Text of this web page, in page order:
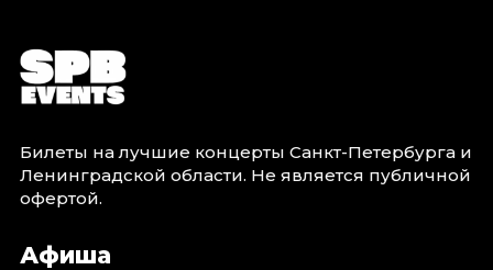
Билеты на лучшие концерты Санкт-Петербурга и
Ленинградской области. Не является публичной
офертой.
Афиша